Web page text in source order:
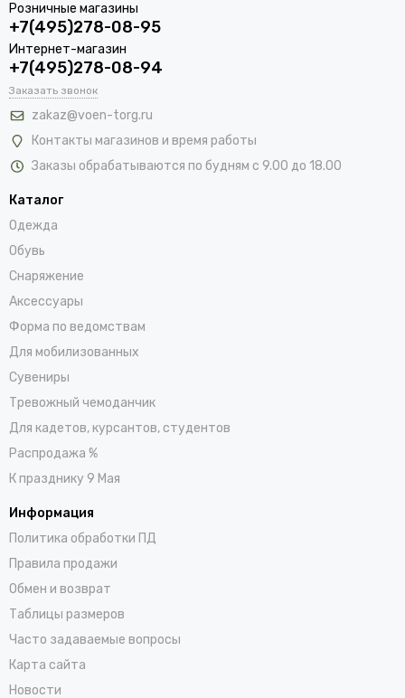
Розничные магазины
+7(495)278-08-95
Интернет-магазин
+7(495)278-08-94
Заказать звонок
zakaz@voen-torg.ru
Контакты магазинов и время работы
Заказы обрабатываются по будням с 9.00 до 18.00
Каталог
Одежда
Обувь
Снаряжение
Аксессуары
Форма по ведомствам
Для мобилизованных
Сувениры
Тревожный чемоданчик
Для кадетов, курсантов, студентов
Распродажа %
К празднику 9 Мая
Информация
Политика обработки ПД
Правила продажи
Обмен и возврат
Таблицы размеров
Часто задаваемые вопросы
Карта сайта
Новости